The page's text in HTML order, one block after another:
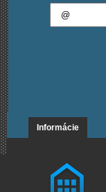
Informácie